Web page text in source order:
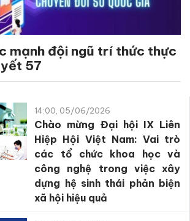
mạnh đội ngũ trí thức thực
57
14:00, 05/06/2026
Chào mừng Đại hội IX Liên
Hiệp Hội Việt Nam: Vai trò
các tổ chức khoa học và
công nghệ trong việc xây
dựng hệ sinh thái phản biện
xã hội hiệu quả